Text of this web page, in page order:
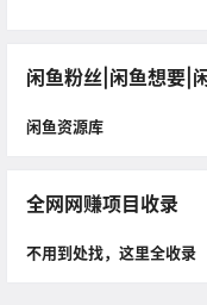
闲鱼粉丝|闲鱼想要|
闲鱼资源库
全网网赚项目收录
不用到处找，这里全收录